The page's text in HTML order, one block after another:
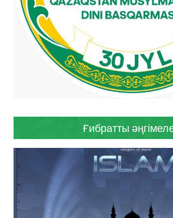
Ғибратты